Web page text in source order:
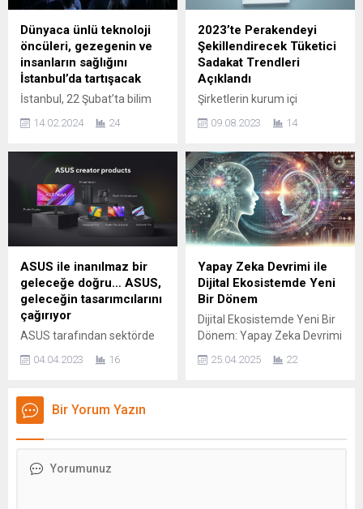
kullanıcılarla buluşturuyor.
Keenetic Hopper ve Sprinter
yeni Wi-Fi 6 teknolojisi ile
neler sunuyor! AX1800
hızları, güçlü donanımı ve
perakendecisi, değişen
koşullara uyum sağlamak ve
KVKK gereksinimlerini
karşılamak için veri kaybı
önleme çözümünü yeniledi.
Gelişen teknolojileri siber
saldırganların teknik ve
araçlarını...
Dünyaca ünlü teknoloji
öncüleri, gezegenin ve
insanların sağlığını
İstanbul’da tartışacak
İstanbul, 22 Şubat’ta bilim
girişimciliği hızlandırmayı
aralarında CERN, SOSV,
Hyperloop, Oxford
Üniversitesi ve Cambridge
Üniversitesi’nden isimlerin
olduğu, dünyanın önde
gelen inovatörlerini ve
yatırımcılarını ilk kez
Türkiye’de ağırlayacak.
Türkiye’de girişimciliğin
merkezi konumundaki
İstanbul, 22 Şubat’ta önemli
bir etkinliğe ev sahipliği
14.02.2024 24
2023’te Perakendeyi
Şekillendirecek Tüketici
Sadakat Trendleri
Açıklandı
Şirketlerin kurum içi
fikirlerinin doğru inovatif
ve global olarak
ticarileşmesini sağlayan
alanının lider şirketi GOOINN
Innovation, bu ay sektör
raporlarında perakende
sektörünü
şekillendirecek LoyaltyTech
2023 (Tüketici Sadakat
Teknolojileri) pazarını ve
raporu açıkladı. GOOINN
Loyalty Tech 2023
Raporu ile müşterilerin nasıl
09.08.2023 14
ASUS ile inanılmaz bir
geleceğe doğru… ASUS,
geleceğin tasarımcılarını
çağırıyor
ASUS tarafından sektörde
amacıyla her yıl global çapta
Ödülleri’nin bu yılki
başvuruları başladı. Özgün
büyük bir platform sağlayan
04.04.2023 16
Yapay Zeka Devrimi ile
Dijital Ekosistemde Yeni
Bir Dönem
Dijital Ekosistemde Yeni Bir
Dönem: Yapay Zeka Devrimi
pazarlama, teknolojinin
25.04.2025 22
Bir Yorum Yazın